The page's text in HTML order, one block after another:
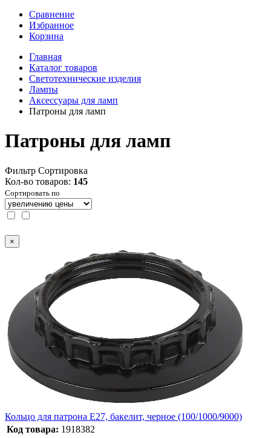
Сравнение
Избранное
Корзина
Главная
Каталог товаров
Светотехнические изделия
Лампы
Аксессуары для ламп
Патроны для ламп
Патроны для ламп
Фильтр Сортировка
Кол-во товаров: 145
Сортировать по
×
Кольцо для патрона E27, бакелит, черное (100/1000/9000)
Код товара: 1918382